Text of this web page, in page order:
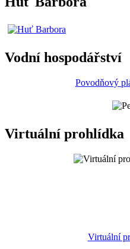
Vodní hospodářství
Povodňový
Virtuální prohlídka
Virtuální